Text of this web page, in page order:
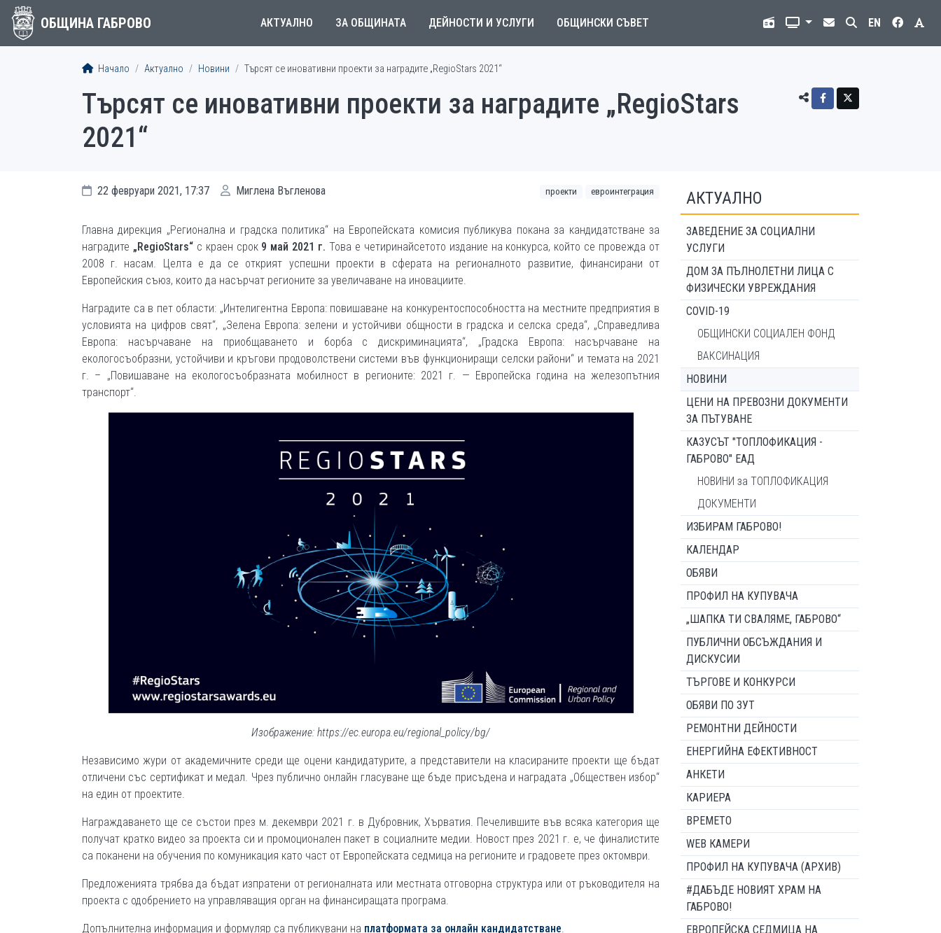
ОБЩИНА ГАБРОВО АКТУАЛНО ЗА ОБЩИНАТА ДЕЙНОСТИ И УСЛУГИ ОБЩИНСКИ СЪВЕТ EN
Начало Актуално Новини Търсят се иновативни проекти за наградите „RegioStars 2021“
Търсят се иновативни проекти за наградите „RegioStars
2021“
22 февруари 2021, 17:37 Миглена Въгленова проекти евроинтеграция
Главна дирекция „Регионална и градска политика“ на Европейската комисия публикува покана за кандидатстване за
наградите „RegioStars“с краен срок 9 май 2021 г. Това е четиринайсетото издание на конкурса, който се провежда от
2008 г. насам. Целта е да се открият успешни проекти в сферата на регионалното развитие, финансирани от
Европейския съюз, които да насърчат регионите за увеличаване на иновациите.
Наградите са в пет области: „Интелигентна Европа: повишаване на конкурентоспособността на местните предприятия в
условията на цифров свят“, „Зелена Европа: зелени и устойчиви общности в градска и селска среда“, „Справедлива
Европа: насърчаване на приобщаването и борба с дискриминацията“, „Градска Европа: насърчаване на
екологосъобразни, устойчиви и кръгови продоволствени системи във функциониращи селски райони“ и темата на 2021
г. – „Повишаване на екологосъобразната мобилност в регионите: 2021 г. — Европейска година на железопътния
транспорт“.
Изображение: https://ec.europa.eu/regional_policy/bg/
Независимо жури от академичните среди ще оцени кандидатурите, а представители на класираните проекти ще бъдат
отличени със сертификат и медал. Чрез публично онлайн гласуване ще бъде присъдена и наградата „Обществен избор“
на един от проектите.
Награждаването ще се състои през м. декември 2021 г. в Дубровник, Хърватия. Печелившите във всяка категория ще
получат кратко видео за проекта си и промоционален пакет в социалните медии. Новост през 2021 г. е, че финалистите
са поканени на обучения по комуникация като част от Европейската седмица на регионите и градовете през октомври.
Предложенията трябва да бъдат изпратени от регионалната или местната отговорна структура или от ръководителя на
проекта с одобрението на управляващия орган на финансиращата програма.
Допълнителна информация и формуляр са публикувани на платформата за онлайн кандидатстване.
АКТУАЛНО
ЗАВЕДЕНИЕ ЗА СОЦИАЛНИ
УСЛУГИ
ДОМ ЗА ПЪЛНОЛЕТНИ ЛИЦА С
ФИЗИЧЕСКИ УВРЕЖДАНИЯ
COVID-19
ОБЩИНСКИ СОЦИАЛЕН ФОНД
ВАКСИНАЦИЯ
НОВИНИ
ЦЕНИ НА ПРЕВОЗНИ ДОКУМЕНТИ
ЗА ПЪТУВАНЕ
КАЗУСЪТ "ТОПЛОФИКАЦИЯ -
ГАБРОВО" ЕАД
НОВИНИ за ТОПЛОФИКАЦИЯ
ДОКУМЕНТИ
ИЗБИРАМ ГАБРОВО!
КАЛЕНДАР
ОБЯВИ
ПРОФИЛ НА КУПУВАЧА
„ШАПКА ТИ СВАЛЯМЕ, ГАБРОВО“
ПУБЛИЧНИ ОБСЪЖДАНИЯ И
ДИСКУСИИ
ТЪРГОВЕ И КОНКУРСИ
ОБЯВИ ПО ЗУТ
РЕМОНТНИ ДЕЙНОСТИ
ЕНЕРГИЙНА ЕФЕКТИВНОСТ
АНКЕТИ
КАРИЕРА
ВРЕМЕТО
WEB КАМЕРИ
ПРОФИЛ НА КУПУВАЧА (АРХИВ)
#ДАБЪДЕ НОВИЯТ ХРАМ НА
ГАБРОВО!
ЕВРОПЕЙСКА СЕДМИЦА НА